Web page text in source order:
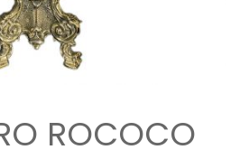
ROCOCO